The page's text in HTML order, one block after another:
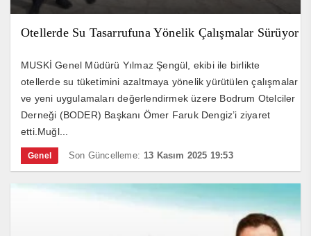
Otellerde Su Tasarrufuna Yönelik Çalışmalar Sürüyor
MUSKİ Genel Müdürü Yılmaz Şengül, ekibi ile birlikte
otellerde su tüketimini azaltmaya yönelik yürütülen çalışmalar
ve yeni uygulamaları değerlendirmek üzere Bodrum Otelciler
Derneği (BODER) Başkanı Ömer Faruk Dengiz’i ziyaret
etti.Muğl...
Genel Son Güncelleme: 13 Kasım 2025 19:53